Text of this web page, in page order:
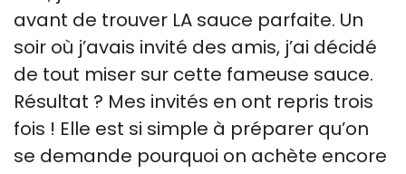
avant de trouver LA sauce parfaite. Un
soir où j’avais invité des amis, j’ai décidé
de tout miser sur cette fameuse sauce.
Résultat ? Mes invités en ont repris trois
fois ! Elle est si simple à préparer qu’on
se demande pourquoi on achète encore